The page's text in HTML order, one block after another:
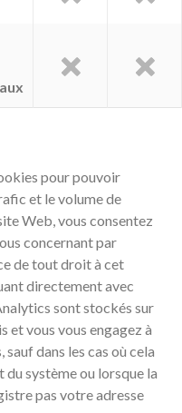
pour pouvoir
et le volume de
Web, vous consentez
concernant par
de tout droit à cet
directement avec
sont stockés sur
et vous vous engagez à
dans les cas où cela
système ou lorsque la
pas votre adresse